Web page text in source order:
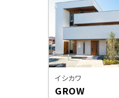
イシカワ
GROW